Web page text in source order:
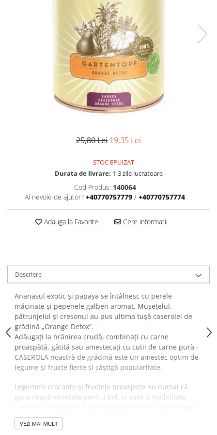
25,80 Lei 19,35 Lei
STOC EPUIZAT
Durata de livrare: 1-3 zile lucratoare
Cod Produs: 140064
Ai nevoie de ajutor? +40770757779 / +40770757774
Adauga la Favorite Cere informatii
Descriere
Ananasul exotic și papaya se întâlnesc cu perele
măcinate și pepenele galben aromat. Mușețelul,
pătrunjelul și cresonul au pus ultima tușă caserolei de
grădină „Orange Detox”.
Adăugați la hrănirea crudă, combinați cu carne
proaspătă, gătită sau amestecați cu cutii de carne pură -
CASEROLA noastră de grădină este un amestec optim de
legume și fructe fierte și câștigă popularitate.
Legumele crocante și fructele proaspete nu numai că
garantează varietate pentru bol, ci sunt o modalitate
mineralele și vitaminele esențiale și de a ajuta digestia
ușor și natural.
VEZI MAI MULT